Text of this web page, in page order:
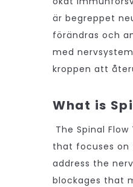
är begreppet
förändras och
med
kroppen att
What is
The Spinal
that focuses on
address the
blockages that